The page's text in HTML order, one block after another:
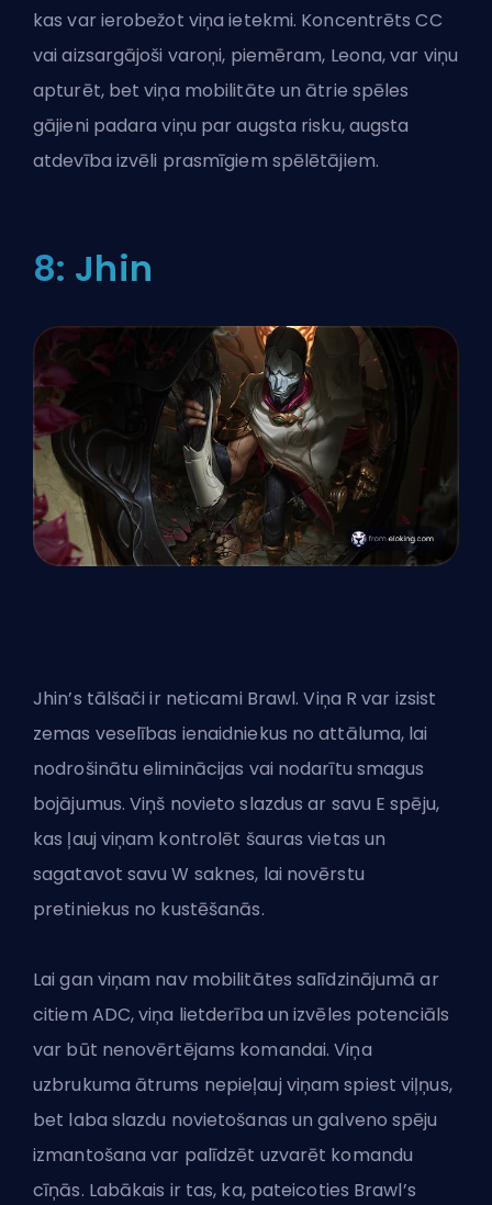
kas var ierobežot viņa ietekmi. KoncentrētsCC
vai aizsargājoši varoņi, piemēram, Leona, var viņu
apturēt, bet viņa mobilitāte un ātrie spēles
gājieni padara viņu par augsta risku, augsta
atdevība izvēli prasmīgiem spēlētājiem.
8: Jhin
Jhin’s tālšači ir neticami Brawl. Viņa R var izsist
zemas veselības ienaidniekus no attāluma, lai
nodrošinātu eliminācijas vai nodarītu smagus
bojājumus. Viņš novieto slazdus ar savu E spēju,
kas ļauj viņam kontrolēt šauras vietas un
sagatavot savu W saknes, lai novērstu
pretiniekus no kustēšanās.
Lai gan viņam nav mobilitātes salīdzinājumā ar
citiem ADC, viņa lietderība un izvēles potenciāls
var būt nenovērtējams komandai. Viņa
uzbrukuma ātrums nepieļauj viņam spiest viļņus,
bet laba slazdu novietošanas un galveno spēju
izmantošana var palīdzēt uzvarēt komandu
cīņās. Labākais ir tas, ka, pateicoties Brawl’s